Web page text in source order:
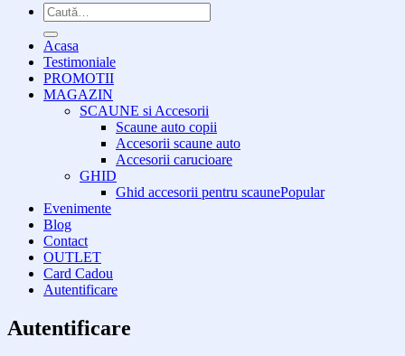
Caută
după:
Acasa
Testimoniale
PROMOTII
MAGAZIN
SCAUNE si Accesorii
Scaune auto copii
Accesorii scaune auto
Accesorii carucioare
GHID
Ghid accesorii pentru scaune
Evenimente
Blog
Contact
OUTLET
Card Cadou
Autentificare
Autentificare